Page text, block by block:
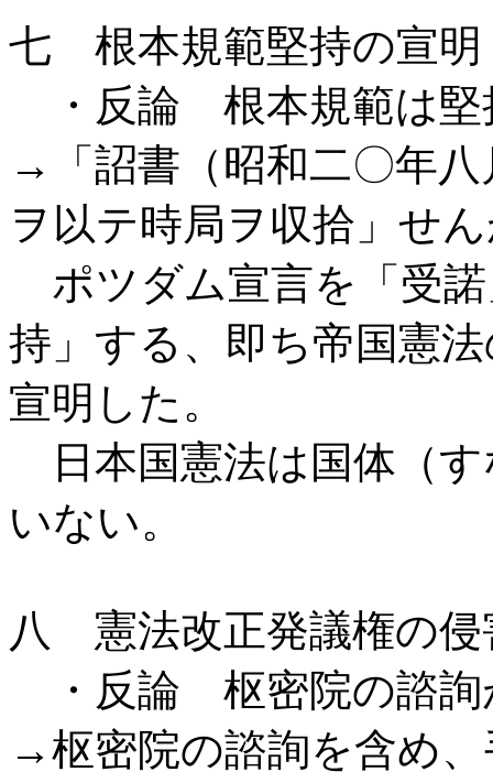
七 根本規範堅持の宣明
・反論 根本規範は堅
→「詔書（昭和二〇年
ヲ以テ時局ヲ収拾」せ
ポツダム宣言を「受
持」する、即ち帝国憲
宣明した。
日本国憲法は国体（
いない。
八 憲法改正発議権の侵
・反論 枢密院の諮詢
→枢密院の諮詢を含め